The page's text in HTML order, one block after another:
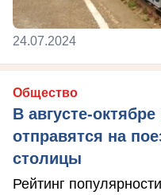
24.07.2024
Общество
В августе-
отправятся на
столицы
Рейтинг